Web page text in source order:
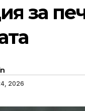
за
2026